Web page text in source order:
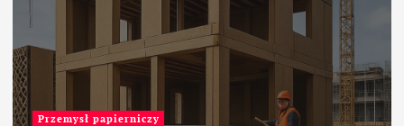
Przemysł papierniczy